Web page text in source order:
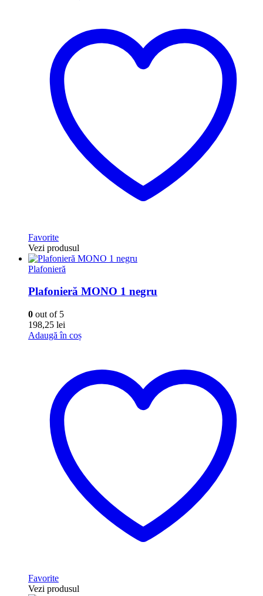
Favorite
Vezi produsul
Plafonieră
Plafonieră MONO 1 negru
0 out of 5
198,25 lei
Adaugă în coș
Favorite
Vezi produsul